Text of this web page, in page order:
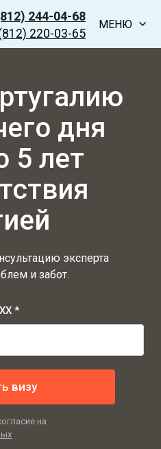
244-04-68
220-03-65
МЕНЮ
дня
5 лет
эксперта
и забот.
*
визу
на